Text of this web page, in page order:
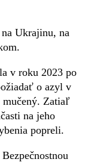
Ukrajinu, na
v roku 2023 po
o azyl v
Zatiaľ
na jeho
popreli.